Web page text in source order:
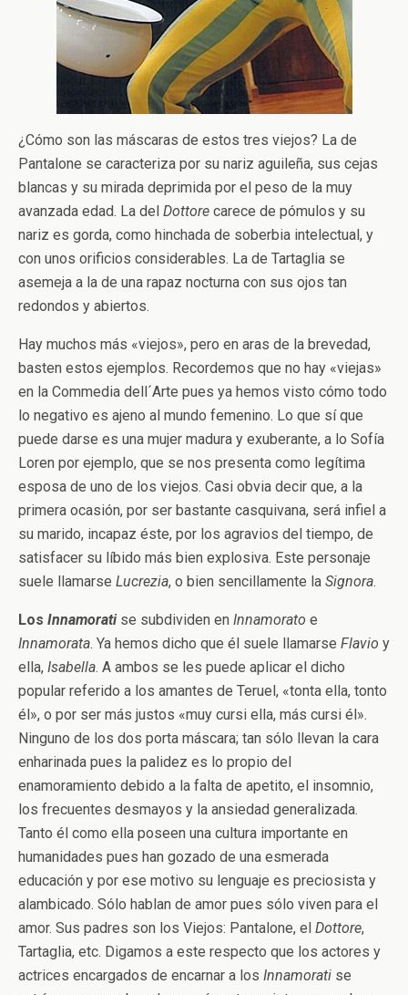
¿Cómo son las máscaras de estos tres viejos? La de
Pantalone se caracteriza por su nariz aguileña, sus cejas
blancas y su mirada deprimida por el peso de la muy
avanzada edad. La del Dottore carece de pómulos y su
nariz es gorda, como hinchada de soberbia intelectual, y
con unos orificios considerables. La de Tartaglia se
asemeja a la de una rapaz nocturna con sus ojos tan
redondos y abiertos.
Hay muchos más «viejos», pero en aras de la brevedad,
basten estos ejemplos. Recordemos que no hay «viejas»
en la Commedia dell´Arte pues ya hemos visto cómo todo
lo negativo es ajeno al mundo femenino. Lo que sí que
puede darse es una mujer madura y exuberante, a lo Sofía
Loren por ejemplo, que se nos presenta como legítima
esposa de uno de los viejos. Casi obvia decir que, a la
primera ocasión, por ser bastante casquivana, será infiel a
su marido, incapaz éste, por los agravios del tiempo, de
satisfacer su líbido más bien explosiva. Este personaje
suele llamarse Lucrezia, o bien sencillamente la Signora.
Los Innamorati se subdividen en Innamorato e
Innamorata. Ya hemos dicho que él suele llamarse Flavio y
ella, Isabella. A ambos se les puede aplicar el dicho
popular referido a los amantes de Teruel, «tonta ella, tonto
él», o por ser más justos «muy cursi ella, más cursi él».
Ninguno de los dos porta máscara; tan sólo llevan la cara
enharinada pues la palidez es lo propio del
enamoramiento debido a la falta de apetito, el insomnio,
los frecuentes desmayos y la ansiedad generalizada.
Tanto él como ella poseen una cultura importante en
humanidades pues han gozado de una esmerada
educación y por ese motivo su lenguaje es preciosista y
alambicado. Sólo hablan de amor pues sólo viven para el
amor. Sus padres son los Viejos: Pantalone, el Dottore,
Tartaglia, etc. Digamos a este respecto que los actores y
actrices encargados de encarnar a los Innamorati se